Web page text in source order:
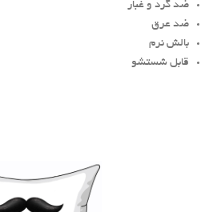
ضد گرد و غبار
ضد عرق
بالش نرم
قابل شستشو